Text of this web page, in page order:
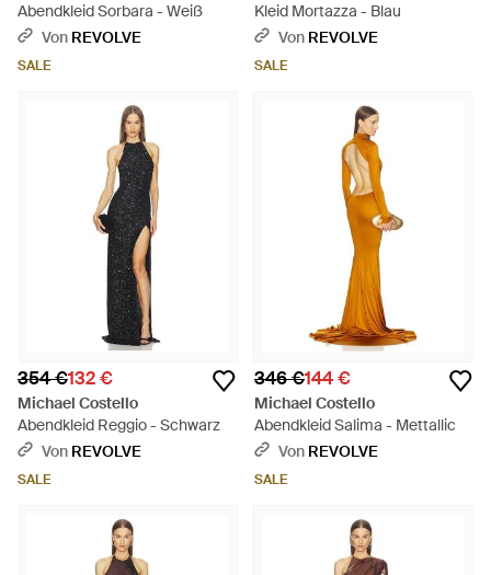
Abendkleid Sorbara - Weiß
Von REVOLVE
SALE
Kleid Mortazza - Blau
Von REVOLVE
SALE
354 €132 €
Michael Costello
Abendkleid Reggio - Schwarz
Von REVOLVE
SALE
346 €144 €
Michael Costello
Abendkleid Salima - Mettallic
Von REVOLVE
SALE